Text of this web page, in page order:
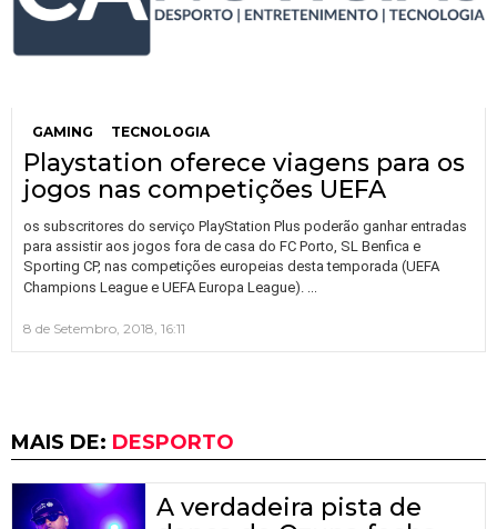
GAMING TECNOLOGIA
Playstation oferece viagens para os
jogos nas competições UEFA
os subscritores do serviço PlayStation Plus poderão ganhar entradas
para assistir aos jogos fora de casa do FC Porto, SL Benfica e
Sporting CP, nas competições europeias desta temporada (UEFA
Champions League e UEFA Europa League). …
8 de Setembro, 2018, 16:11
MAIS DE: DESPORTO
A verdadeira pista de